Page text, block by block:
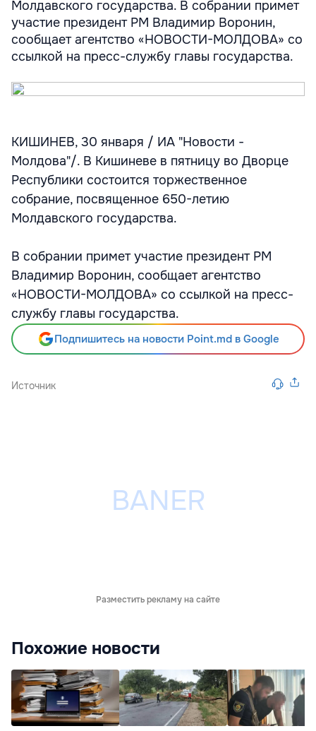
Молдавского государства. В собрании примет
участие президент РМ Владимир Воронин,
сообщает агентство «НОВОСТИ-МОЛДОВА» со
ссылкой на пресс-службу главы государства.
КИШИНЕВ, 30 января / ИА "Новости -
Молдова"/. В Кишиневе в пятницу во Дворце
Республики состоится торжественное
собрание, посвященное 650-летию
Молдавского государства.
В собрании примет участие президент РМ
Владимир Воронин, сообщает агентство
«НОВОСТИ-МОЛДОВА» со ссылкой на пресс-
службу главы государства.
Подпишитесь на новости Point.md в Google
Источник
Разместить рекламу на сайте
Похожие новости